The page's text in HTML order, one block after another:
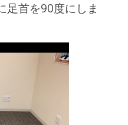
足首を90度にしま